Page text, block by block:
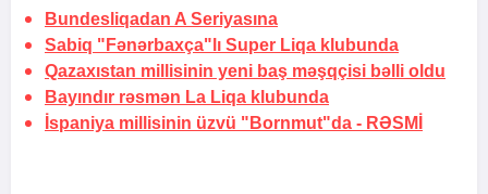
Bundesliqadan A Seriyasına
Sabiq "Fənərbaxça"lı Super Liqa klubunda
Qazaxıstan millisinin yeni baş məşqçisi bəlli oldu
Bayındır rəsmən La Liqa klubunda
İspaniya millisinin üzvü "Bornmut"da - RƏSMİ